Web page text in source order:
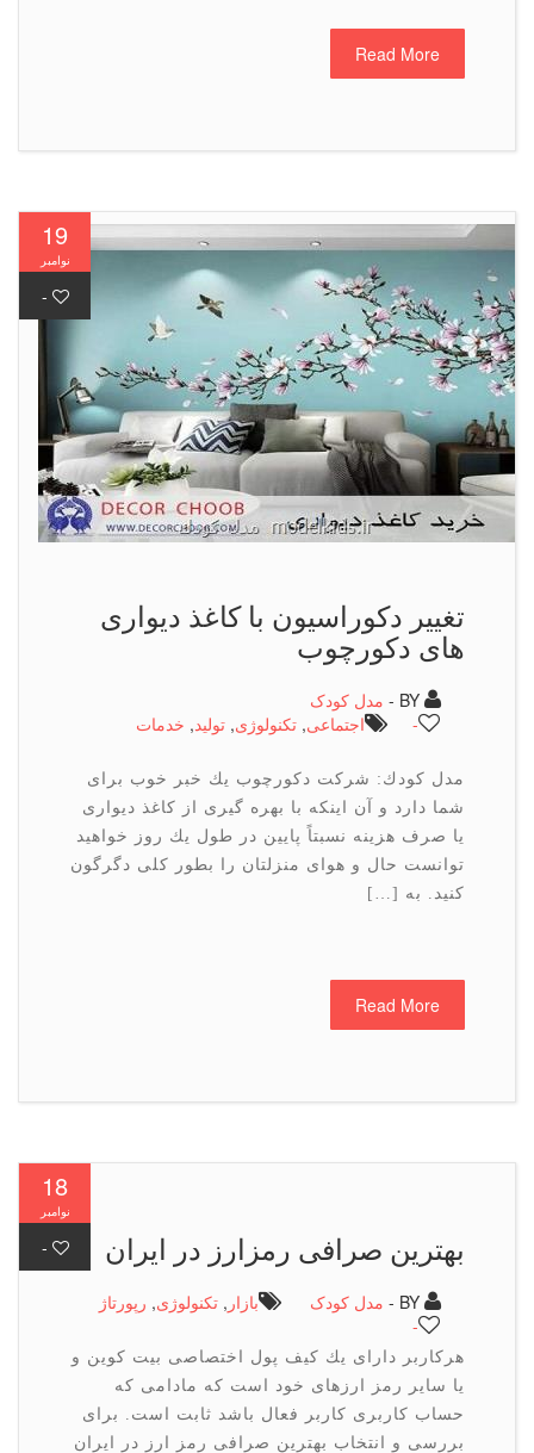
Read More
19
-
تغییر دكوراسیون با كاغذ دیواری
های دكورچوب
مدل کودک
اجتماعی,تكنولوژی,تولید,خدمات
مدل كودك: شركت دكورچوب یك خبر خوب برای
شما دارد و آن اینكه با بهره گیری از كاغذ دیواری
یا صرف هزینه نسبتاً پایین در طول یك روز خواهید
توانست حال و هوای منزلتان را بطور كلی دگرگون
كنید. به […]
Read More
بهترین صرافی رمزارز در ایران
مدل کودک بازار ,تكنولوژی,رپورتاژ
هركاربر دارای یك كیف پول اختصاصی بیت كوین و
یا سایر رمز ارزهای خود است كه مادامی كه
حساب كاربری كاربر فعال باشد ثابت است. برای
بررسی و انتخاب بهترین صرافی رمز ارز در ایران